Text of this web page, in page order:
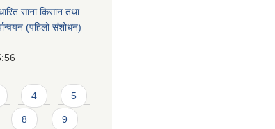
साना किसान तथा
(पहिलो संशोधन)
4 5
8 9